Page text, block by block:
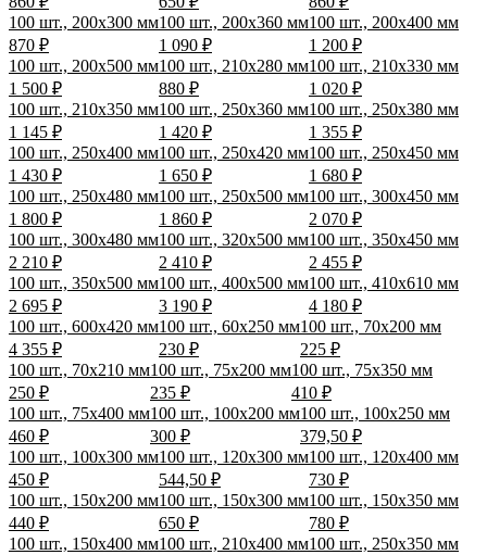
100 шт., 200x300 мм
870 ₽
100 шт., 200x360 мм
1 090 ₽
100 шт., 200x400 мм
1 200 ₽
100 шт., 200x500 мм
1 500 ₽
100 шт., 210x280 мм
880 ₽
100 шт., 210x330 мм
1 020 ₽
100 шт., 210x350 мм
1 145 ₽
100 шт., 250x360 мм
1 420 ₽
100 шт., 250x380 мм
1 355 ₽
100 шт., 250x400 мм
1 430 ₽
100 шт., 250x420 мм
1 650 ₽
100 шт., 250x450 мм
1 680 ₽
100 шт., 250x480 мм
1 800 ₽
100 шт., 250x500 мм
1 860 ₽
100 шт., 300x450 мм
2 070 ₽
100 шт., 300x480 мм
2 210 ₽
100 шт., 320x500 мм
2 410 ₽
100 шт., 350x450 мм
2 455 ₽
100 шт., 350x500 мм
2 695 ₽
100 шт., 400x500 мм
3 190 ₽
100 шт., 410x610 мм
4 180 ₽
100 шт., 600x420 мм
4 355 ₽
100 шт., 60x250 мм
230 ₽
100 шт., 70x200 мм
225 ₽
100 шт., 70x210 мм
250 ₽
100 шт., 75x200 мм
235 ₽
100 шт., 75x350 мм
410 ₽
100 шт., 75x400 мм
460 ₽
100 шт., 100x200 мм
300 ₽
100 шт., 100x250 мм
379,50 ₽
100 шт., 100x300 мм
450 ₽
100 шт., 120x300 мм
544,50 ₽
100 шт., 120x400 мм
730 ₽
100 шт., 150x200 мм
440 ₽
100 шт., 150x300 мм
650 ₽
100 шт., 150x350 мм
780 ₽
100 шт., 150x400 мм100 шт., 210x400 мм100 шт., 250x350 мм